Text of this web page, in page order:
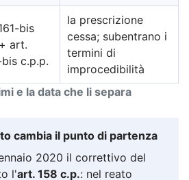
e la data che li separa
bis
art.
c.p.p.
la prescrizione
cessa; subentrano i
termini di
improcedibilità
cambia il punto di partenza
2020 il correttivo del
l'art. 158 c.p.: nel reato